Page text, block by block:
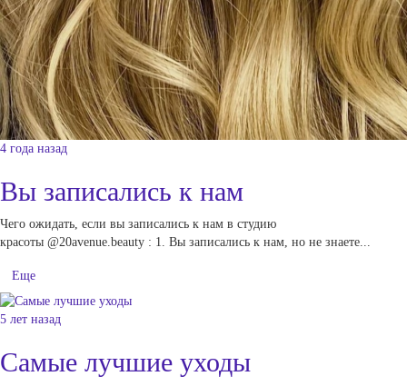
4 года назад
Вы записались к нам
Чего ожидать, если вы записались к нам в студию
красоты @20avenue.beauty : 1. Вы записались к нам, но не знаете...
Еще
5 лет назад
Самые лучшие уходы